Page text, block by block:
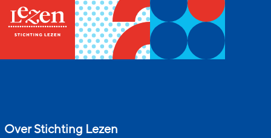
Over Stichting Lezen